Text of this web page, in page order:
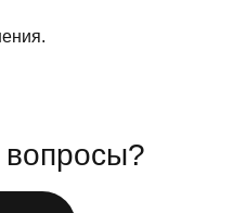
персональных данных